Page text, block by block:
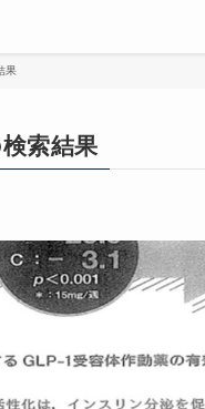
果
索結果